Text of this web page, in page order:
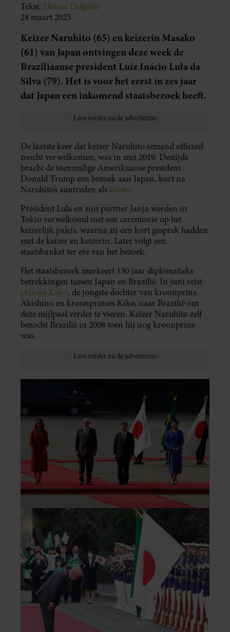
Tekst: Denise Delgado
28 maart 2025
Keizer Naruhito (65) en keizerin Masako
(61) van Japan ontvingen deze week de
Braziliaanse president Luiz Inácio Lula da
Silva (79). Het is voor het eerst in zes jaar
dat Japan een inkomend staatsbezoek heeft.
De laatste keer dat keizer Naruhito iemand officieel
mocht verwelkomen, was in mei 2019. Destijds
bracht de toenmalige Amerikaanse president
Donald Trump een bezoek aan Japan, kort na
Naruhito’s aantreden als keizer.
President Lula en zijn partner Janja werden in
Tokio verwelkomd met een ceremonie op het
keizerlijk paleis, waarna zij een kort gesprek hadden
met de keizer en keizerin. Later volgt een
staatsbanket ter ere van het bezoek.
Het staatsbezoek markeert 130 jaar diplomatieke
betrekkingen tussen Japan en Brazilië. In juni reist
prinses Kako, de jongste dochter van kroonprins
Akishino en kroonprinses Kiko, naar Brazilië om
deze mijlpaal verder te vieren. Keizer Naruhito zelf
bezocht Brazilië in 2008 toen hij nog kroonprins
was.